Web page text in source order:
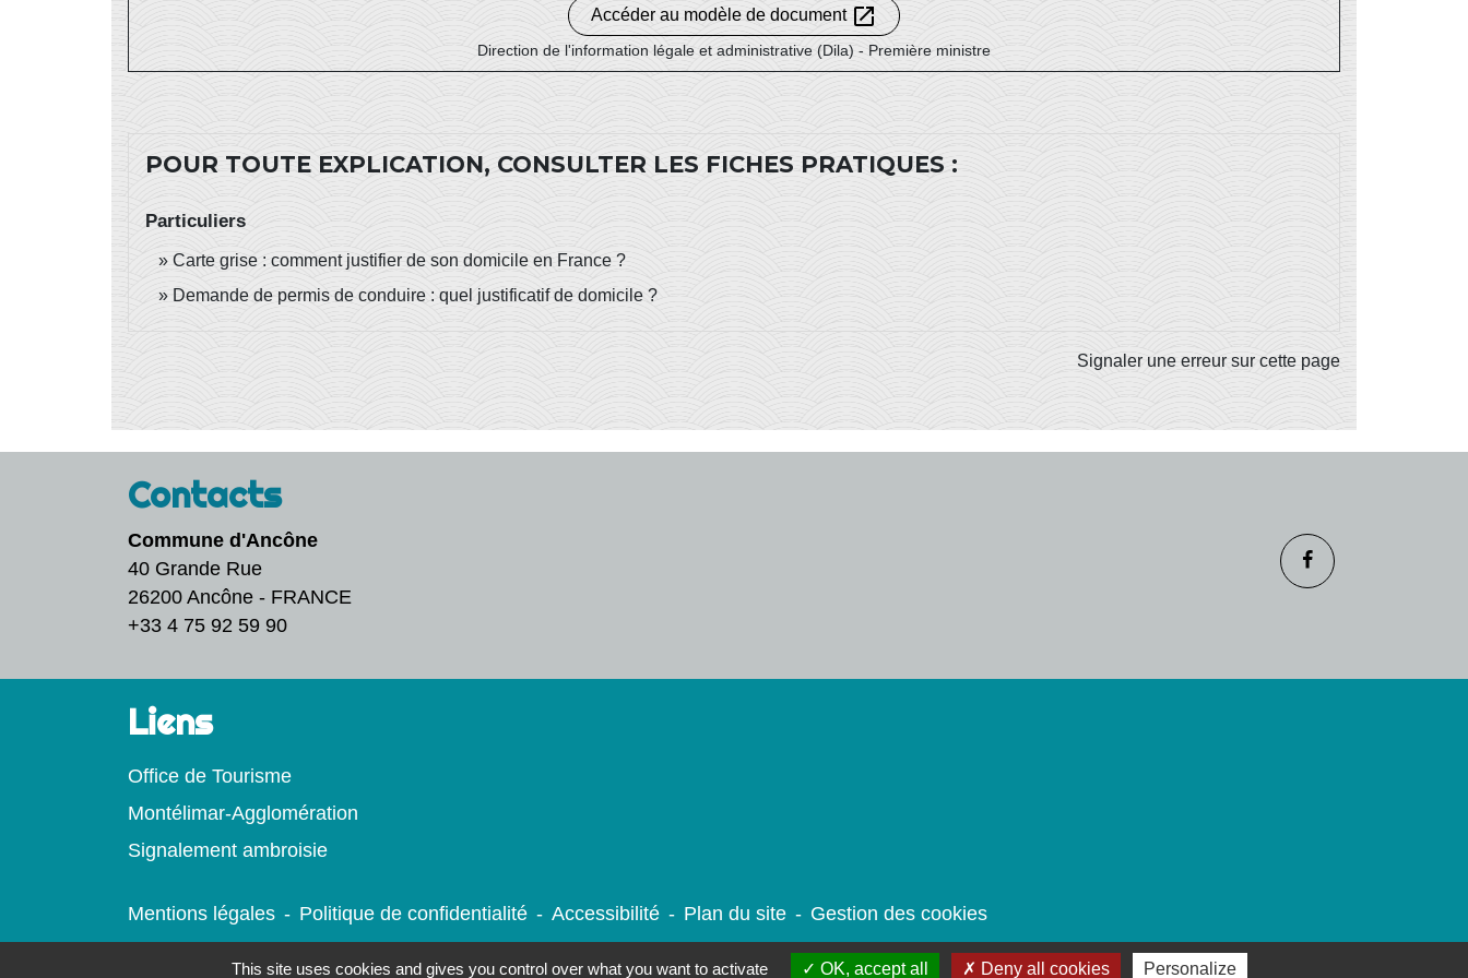
Accéder au modèle de document open_in_new
Direction de l'information légale et administrative (Dila) - Première ministre
POUR TOUTE EXPLICATION, CONSULTER LES FICHES PRATIQUES :
Particuliers
Carte grise : comment justifier de son domicile en France ?
Demande de permis de conduire : quel justificatif de domicile ?
Signaler une erreur sur cette page
Contacts
Commune d'Ancône
40 Grande Rue
26200 Ancône - FRANCE
+33 4 75 92 59 90
Liens
Office de Tourisme
Montélimar-Agglomération
Signalement ambroisie
Mentions légales - Politique de confidentialité - Accessibilité - Plan du site - Gestion des cookies
Site créé en partenariat avec Réseau des Communes
This site uses cookies and gives you control over what you want to activate OK, accept all Deny all cookies Personalize